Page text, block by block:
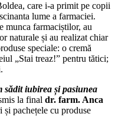
care i-a primit pe copii
lume a farmaciei.
munca farmaciștilor, au
naturale și au realizat chiar
speciale: o cremă
„Stai treaz!” pentru tătici;
sădit iubirea și pasiunea
la final dr. farm. Anca
pachețele cu produse